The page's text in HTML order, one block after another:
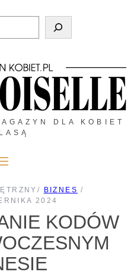
DLA KOBIET
/ BIZNES /
2024
KODÓW